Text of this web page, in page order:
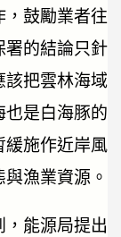
，鼓勵業者往
署的結論只針
該把雲林海域
也是白海豚的
緩施作近岸風
漁業資源。
能源局提出